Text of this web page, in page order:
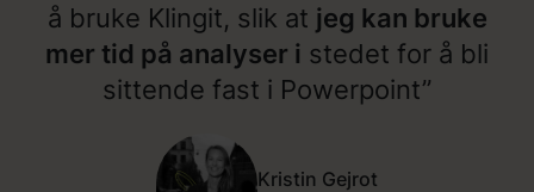
å bruke Klingit, slik at jeg kan bruke
mer tid på analyser i stedet for å bli
sittende fast i Powerpoint”
Kristin Gejrot